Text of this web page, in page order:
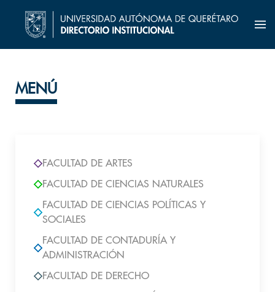
MENÚ
FACULTAD DE ARTES
FACULTAD DE CIENCIAS NATURALES
FACULTAD DE CIENCIAS POLÍTICAS Y
SOCIALES
FACULTAD DE CONTADURÍA Y
ADMINISTRACIÓN
FACULTAD DE DERECHO